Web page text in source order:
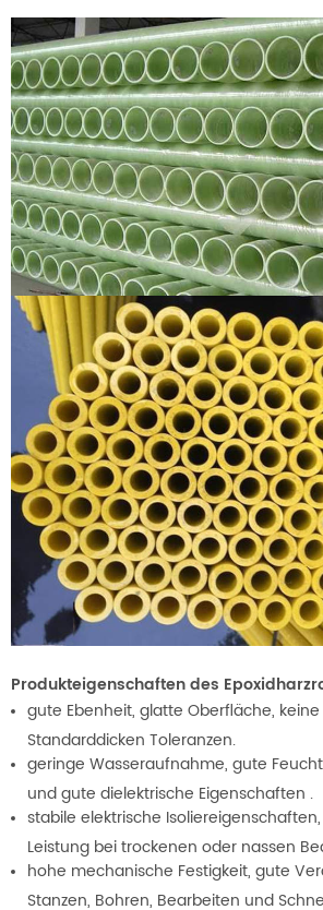
Produkteigenschaften des
gute Ebenheit, glatte Oberfläche,
Standarddicken Toleranzen.
geringe Wasseraufnahme, gute
und gute dielektrische Eigenschaften .
stabile elektrische
Leistung bei trockenen oder nassen
hohe mechanische Festigkeit, gute
Stanzen, Bohren, Bearbeiten und